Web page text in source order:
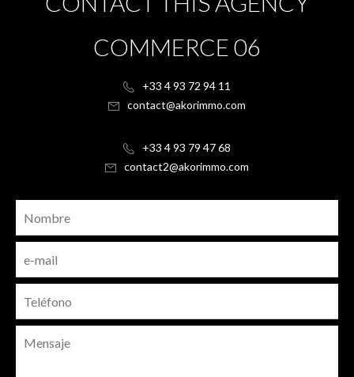
COMMERCE 06
+33 4 93 72 94 11
contact@akorimmo.com
+33 4 93 79 47 68
contact2@akorimmo.com